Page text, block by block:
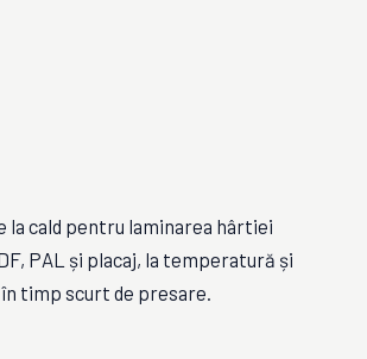
la cald pentru laminarea hârtiei
PAL și placaj, la temperatură și
timp scurt de presare.